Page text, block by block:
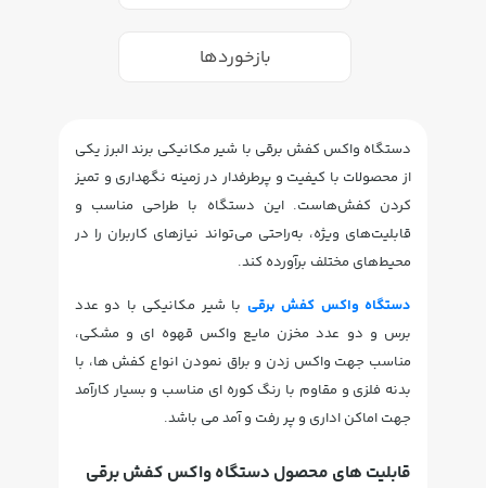
بازخوردها
دستگاه واکس کفش برقی با شیر مکانیکی برند البرز یکی
از محصولات با کیفیت و پرطرفدار در زمینه نگهداری و تمیز
کردن کفش‌هاست. این دستگاه با طراحی مناسب و
قابلیت‌های ویژه، به‌راحتی می‌تواند نیازهای کاربران را در
محیط‌های مختلف برآورده کند.
دستگاه واکس کفش برقی با شیر مکانیکی با دو عدد
برس و دو عدد مخزن مایع واکس قهوه ای و مشکی،
مناسب جهت واکس زدن و براق نمودن انواع کفش ها، با
بدنه فلزی و مقاوم با رنگ کوره ای مناسب و بسیار کارآمد
جهت اماکن اداری و پر رفت و آمد می باشد.
قابلیت های محصول دستگاه واکس کفش برقی